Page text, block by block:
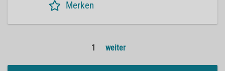
Merken
1 weiter